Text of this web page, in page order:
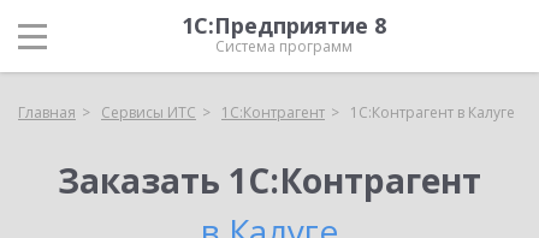
1С:Предприятие 8
Система программ
Главная Сервисы ИТС 1С:Контрагент 1С:Контрагент в Калуге
Заказать 1С:Контрагент